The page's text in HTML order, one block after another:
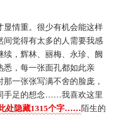
显情重。很少有机会能这样
间觉得有太多的人需要我感
，辉林、丽梅、永珍、阙
，每一张面孔都如此亲
一张张写满不舍的脸庞，
手足的想念……我喜欢这里
隐藏1315个字…… 陌生的